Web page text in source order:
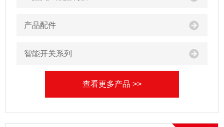
产品配件
智能开关系列
查看更多产品 >>